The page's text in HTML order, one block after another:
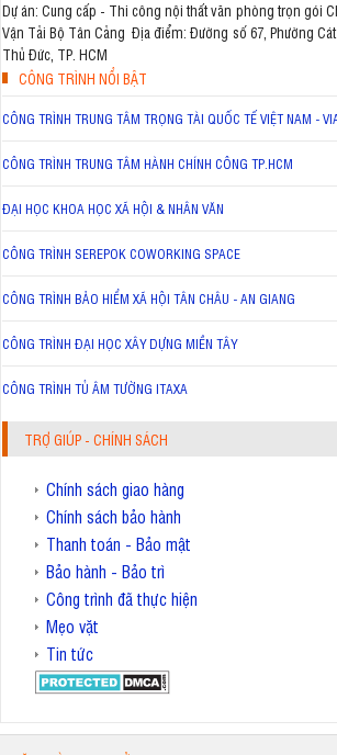
Dự án: Cung cấp - Thi công nội thất văn phòng trọn gói
Vận Tải Bộ Tân Cảng Địa điểm: Đường số 67, Phường
Thủ Đức, TP. HCM
CÔNG TRÌNH NỔI BẬT
CÔNG TRÌNH TRUNG TÂM TRỌNG TÀI QUỐC TẾ VIỆT NAM -
CÔNG TRÌNH TRUNG TÂM HÀNH CHÍNH CÔNG TP.HCM
ĐẠI HỌC KHOA HỌC XÃ HỘI & NHÂN VĂN
CÔNG TRÌNH SEREPOK COWORKING SPACE
CÔNG TRÌNH BẢO HIỂM XÃ HỘI TÂN CHÂU - AN GIANG
CÔNG TRÌNH ĐẠI HỌC XÂY DỰNG MIỀN TÂY
CÔNG TRÌNH TỦ ÂM TƯỜNG ITAXA
TRỢ GIÚP - CHÍNH SÁCH
Chính sách giao hàng
Chính sách bảo hành
Thanh toán - Bảo mật
Bảo hành - Bảo trì
Công trình đã thực hiện
Mẹo vặt
Tin tức